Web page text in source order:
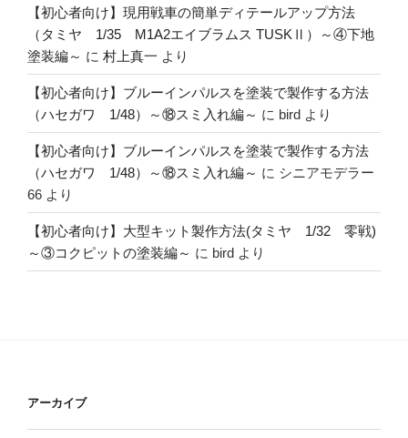
【初心者向け】現用戦車の簡単ディテールアップ方法
（タミヤ 1/35 M1A2エイブラムス TUSKⅡ）～④下地
塗装編～ に 村上真一 より
【初心者向け】ブルーインパルスを塗装で製作する方法
（ハセガワ 1/48）～⑱スミ入れ編～ に bird より
【初心者向け】ブルーインパルスを塗装で製作する方法
（ハセガワ 1/48）～⑱スミ入れ編～ に シニアモデラー
66 より
【初心者向け】大型キット製作方法(タミヤ 1/32 零戦)
～③コクピットの塗装編～ に bird より
アーカイブ